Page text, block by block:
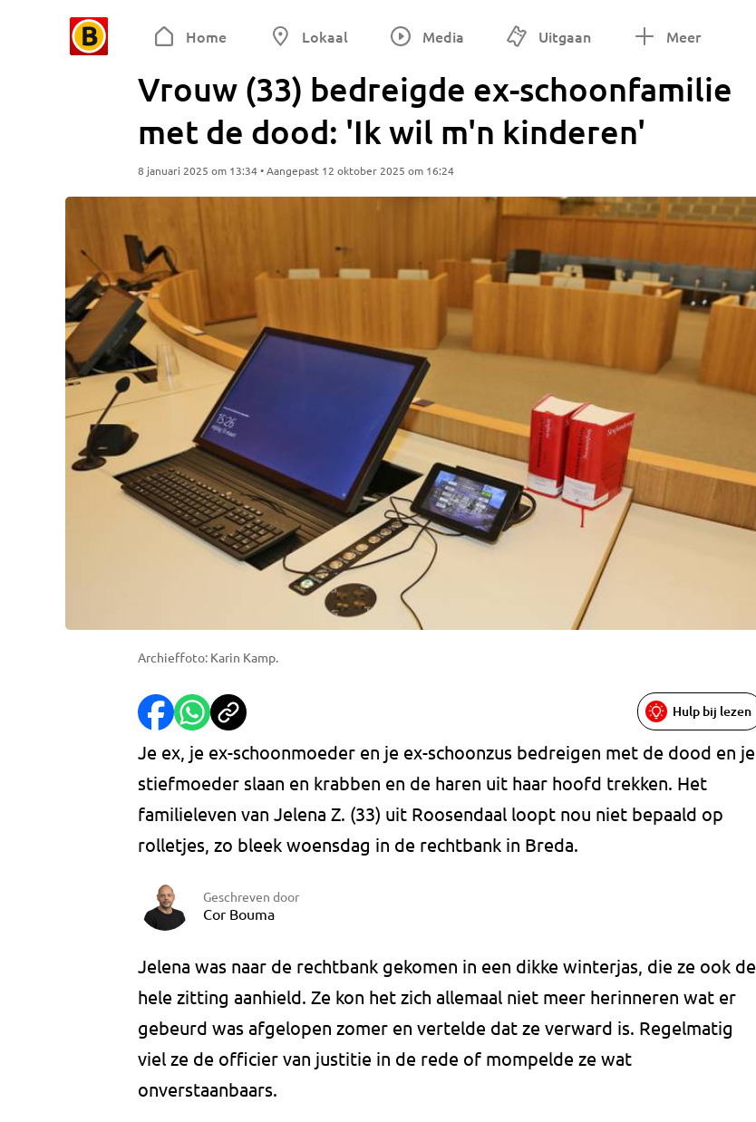
Home Lokaal Media Uitgaan Meer
Vrouw (33) bedreigde ex-schoonfamilie
met de dood: 'Ik wil m'n kinderen'
8 januari 2025 om 13:34 • Aangepast 12 oktober 2025 om 16:24
Archieffoto: Karin Kamp.
Hulp bij lezen
Je ex, je ex-schoonmoeder en je ex-schoonzus bedreigen met de dood en je
stiefmoeder slaan en krabben en de haren uit haar hoofd trekken. Het
familieleven van Jelena Z. (33) uit Roosendaal loopt nou niet bepaald op
rolletjes, zo bleek woensdag in de rechtbank in Breda.
Geschreven door
Cor Bouma
Jelena was naar de rechtbank gekomen in een dikke winterjas, die ze ook de
hele zitting aanhield. Ze kon het zich allemaal niet meer herinneren wat er
gebeurd was afgelopen zomer en vertelde dat ze verward is. Regelmatig
viel ze de officier van justitie in de rede of mompelde ze wat
onverstaanbaars.